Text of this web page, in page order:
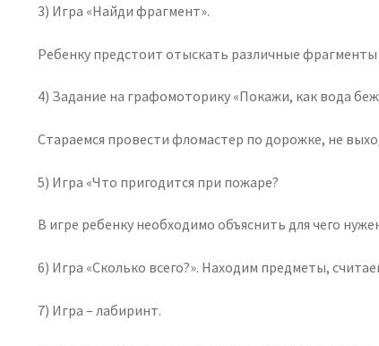
3) Игра «Найди фрагмент».
Ребенку предстоит отыскать различные
4) Задание на графомоторику «Покажи, как вода
Стараемся провести фломастер по дорожке, не
5) Игра «Что пригодится при пожаре?
В игре ребенку необходимо объяснить для чего
6) Игра «Сколько всего?». Находим предметы,
7) Игра – лабиринт.